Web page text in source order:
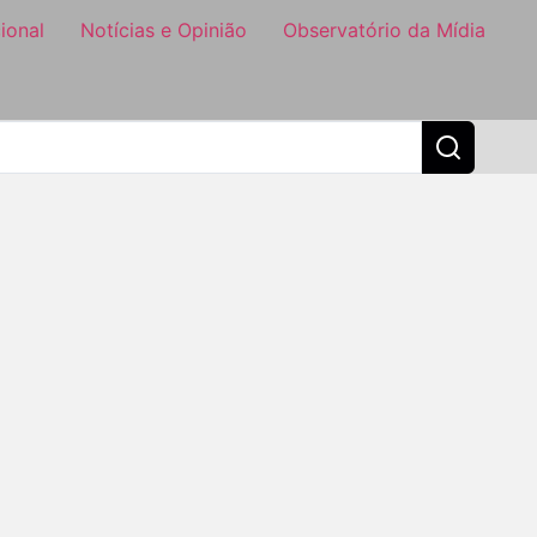
Notícias e Opinião Observatório da Mídia